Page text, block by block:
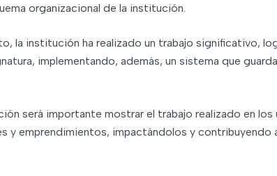
organizacional de la institución.
la institución ha realizado un trabajo significativo,
implementando, además, un sistema que
será importante mostrar el trabajo realizado en
y emprendimientos, impactándolos y contribuyendo